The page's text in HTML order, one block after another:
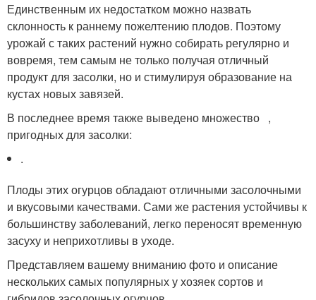
Единственным их недостатком можно назвать
склонность к раннему пожелтению плодов. Поэтому
урожай с таких растений нужно собирать регулярно и
вовремя, тем самым не только получая отличный
продукт для засолки, но и стимулируя образование на
кустах новых завязей.
В последнее время также выведено множество ,
пригодных для засолки:
.
Плоды этих огурцов обладают отличными засолочными
и вкусовыми качествами. Сами же растения устойчивы к
большинству заболеваний, легко переносят временную
засуху и неприхотливы в уходе.
Представляем вашему вниманию фото и описание
нескольких самых популярных у хозяек сортов и